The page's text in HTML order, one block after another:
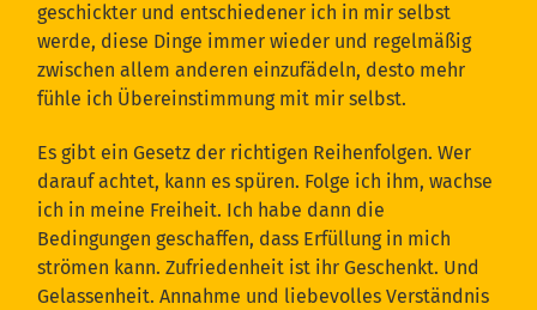
geschickter und entschiedener ich in mir selbst
werde, diese Dinge immer wieder und regelmäßig
zwischen allem anderen einzufädeln, desto mehr
fühle ich Übereinstimmung mit mir selbst.
Es gibt ein Gesetz der richtigen Reihenfolgen. Wer
darauf achtet, kann es spüren. Folge ich ihm, wachse
ich in meine Freiheit. Ich habe dann die
Bedingungen geschaffen, dass Erfüllung in mich
strömen kann. Zufriedenheit ist ihr Geschenkt. Und
Gelassenheit. Annahme und liebevolles Verständnis